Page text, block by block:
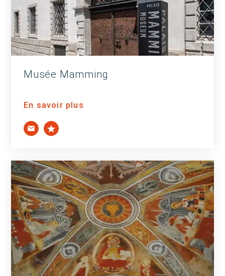
Musée Mamming
En savoir plus